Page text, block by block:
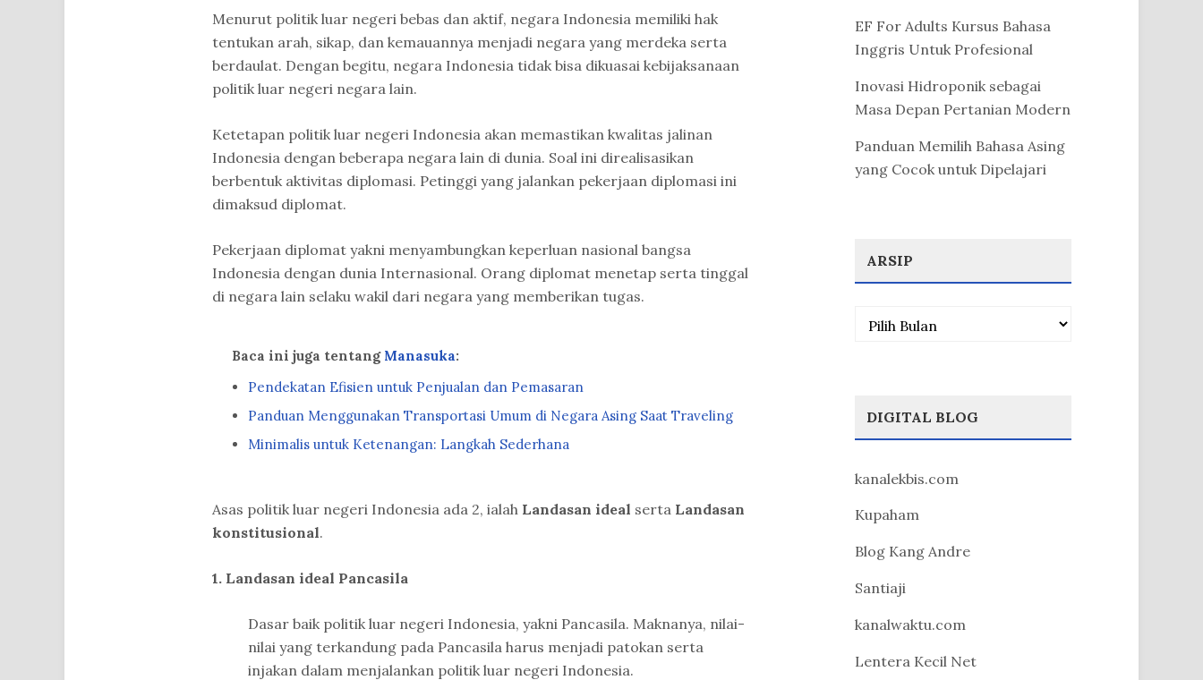
Menurut politik luar negeri bebas dan aktif, negara Indonesia memiliki hak
tentukan arah, sikap, dan kemauannya menjadi negara yang merdeka serta
berdaulat. Dengan begitu, negara Indonesia tidak bisa dikuasai kebijaksanaan
politik luar negeri negara lain.
Ketetapan politik luar negeri Indonesia akan memastikan kwalitas jalinan
Indonesia dengan beberapa negara lain di dunia. Soal ini direalisasikan
berbentuk aktivitas diplomasi. Petinggi yang jalankan pekerjaan diplomasi ini
dimaksud diplomat.
Pekerjaan diplomat yakni menyambungkan keperluan nasional bangsa
Indonesia dengan dunia Internasional. Orang diplomat menetap serta tinggal
di negara lain selaku wakil dari negara yang memberikan tugas.
Baca ini juga tentang Manasuka:
Pendekatan Efisien untuk Penjualan dan Pemasaran
Panduan Menggunakan Transportasi Umum di Negara Asing Saat Traveling
Minimalis untuk Ketenangan: Langkah Sederhana
Asas politik luar negeri Indonesia ada 2, ialah Landasan ideal serta Landasan
konstitusional.
1. Landasan ideal Pancasila
Dasar baik politik luar negeri Indonesia, yakni Pancasila. Maknanya, nilai-
nilai yang terkandung pada Pancasila harus menjadi patokan serta
injakan dalam menjalankan politik luar negeri Indonesia.
EF For Adults Kursus Bahasa
Inggris Untuk Profesional
Inovasi Hidroponik sebagai
Masa Depan Pertanian Modern
Panduan Memilih Bahasa Asing
yang Cocok untuk Dipelajari
ARSIP
Arsip
DIGITAL BLOG
kanalekbis.com
Kupaham
Blog Kang Andre
Santiaji
kanalwaktu.com
Lentera Kecil Net